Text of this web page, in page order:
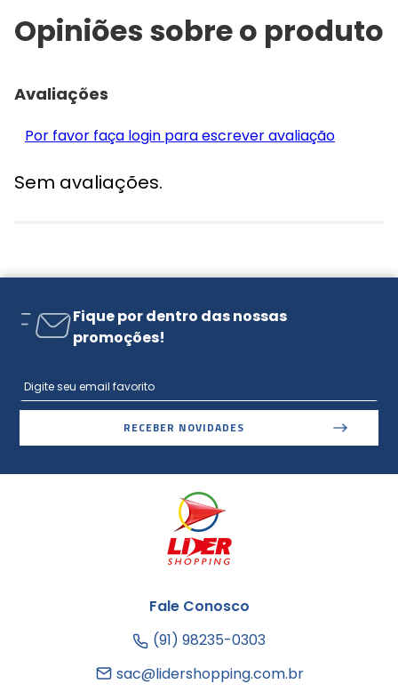
Opiniões sobre o produto
Avaliações
Por favor faça login para escrever avaliação
Sem avaliações.
Fique por dentro das nossas
promoções!
RECEBER NOVIDADES
Fale Conosco
(91) 98235-0303
sac@lidershopping.com.br